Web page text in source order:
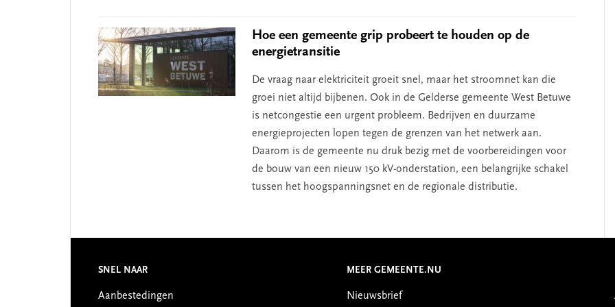
Hoe een gemeente grip probeert te houden op de
energietransitie
De vraag naar elektriciteit groeit snel, maar het stroomnet kan die
groei niet altijd bijbenen. Ook in de Gelderse gemeente West Betuwe
is netcongestie een urgent probleem. Bedrijven en duurzame
energieprojecten lopen tegen de grenzen van het netwerk aan.
Daarom is de gemeente nu druk bezig met de voorbereidingen voor
de bouw van een nieuw 150 kV-onderstation, een belangrijke schakel
tussen het hoogspanningsnet en de regionale distributie.
Footer
SNEL NAAR
Aanbestedingen
MEER GEMEENTE.NU
Nieuwsbrief